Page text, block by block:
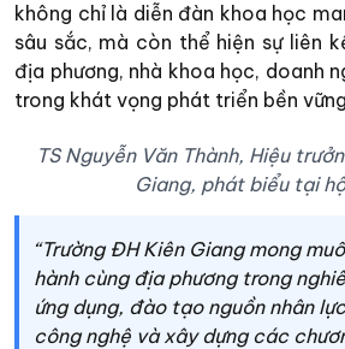
không chỉ là diễn đàn khoa học
sâu sắc, mà còn thể hiện sự liên
địa phương, nhà khoa học, doanh
trong khát vọng phát triển bền
TS Nguyễn Văn Thành, Hiệu
Giang, phát biểu tại
“Trường ĐH Kiên Giang mong
hành cùng địa phương trong
ứng dụng, đào tạo nguồn nhân
công nghệ và xây dựng các